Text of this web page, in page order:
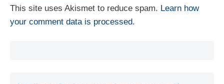
This site uses Akismet to reduce spam. Learn how
your comment data is processed.